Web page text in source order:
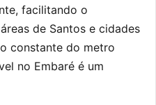
facilitando o
de Santos e cidades
constante do metro
no Embaré é um